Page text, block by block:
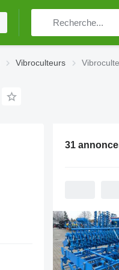
Vibroculteurs
31